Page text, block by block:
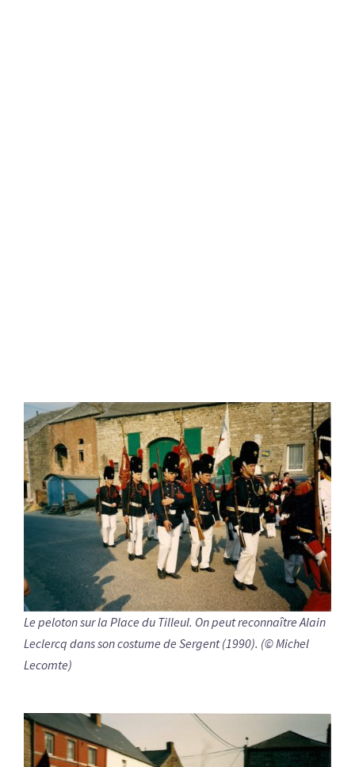
Le peloton sur la Place du Tilleul. On peut reconnaître Alain
Leclercq dans son costume de Sergent (1990). (© Michel
Lecomte)